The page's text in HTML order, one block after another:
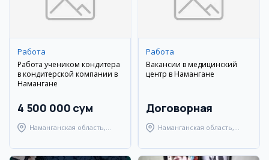
Работа
Работа учеником кондитера
в кондитерской компании в
Намангане
4 500 000 сум
Наманганская область,
Работа
Вакансии в медицинский
центр в Намангане
Договорная
Наманганская область,